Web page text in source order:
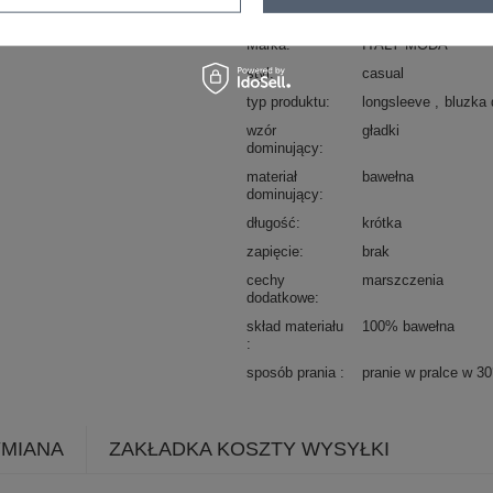
Kod produktu
IT-BZ-22079.55
Marka
ITALY MODA
styl
casual
typ produktu
longsleeve
bluzka
wzór
dominujący
gładki
materiał
dominujący
bawełna
długość
krótka
zapięcie
brak
cechy
dodatkowe
marszczenia
skład materiału 100% bawełna
sposób prania pranie w pralce w
ZAKŁADKA KOSZTY WYSYŁKI